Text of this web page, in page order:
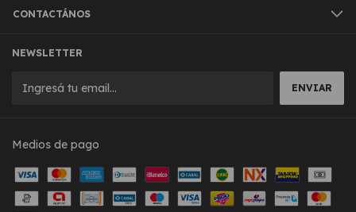
CONTACTÁNOS
NEWSLETTER
Medios de pago